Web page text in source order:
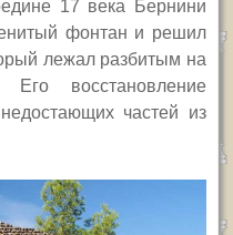
17 века Бернини
фонтан и решил
лежал разбитым на
восстановление
частей из